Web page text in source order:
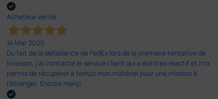
Acheteur vérifié
14 Mar 2025
Du fait de la défaillance de FedEx lors de la première tentative de
livraison, j'ai contacté le service client qui a été très réactif et m'a
permis de récupérer à temps mon matériel pour une mission à
l'étranger. Encore merçi.